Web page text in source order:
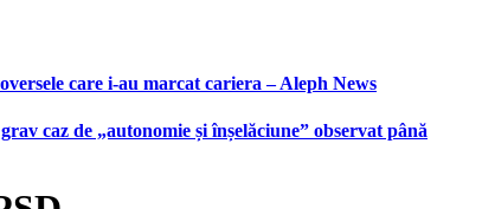
care i-au marcat cariera – Aleph News
caz de „autonomie și înșelăciune” observat până